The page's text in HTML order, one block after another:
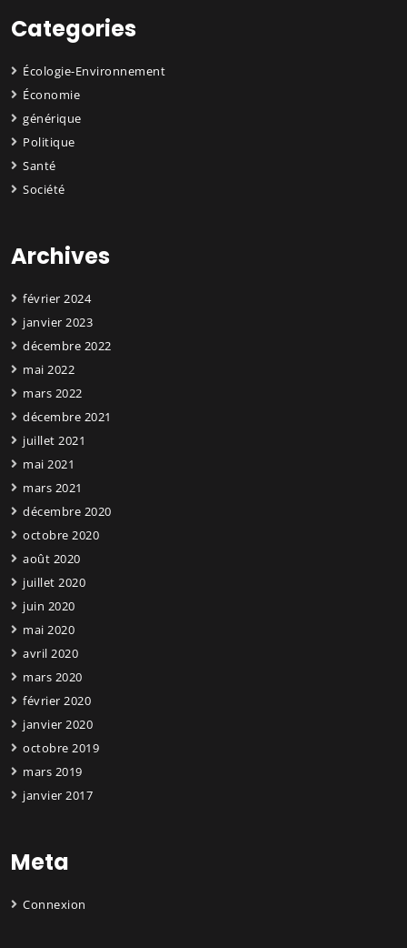
Categories
Écologie-Environnement
Économie
générique
Politique
Santé
Société
Archives
février 2024
janvier 2023
décembre 2022
mai 2022
mars 2022
décembre 2021
juillet 2021
mai 2021
mars 2021
décembre 2020
octobre 2020
août 2020
juillet 2020
juin 2020
mai 2020
avril 2020
mars 2020
février 2020
janvier 2020
octobre 2019
mars 2019
janvier 2017
Meta
Connexion